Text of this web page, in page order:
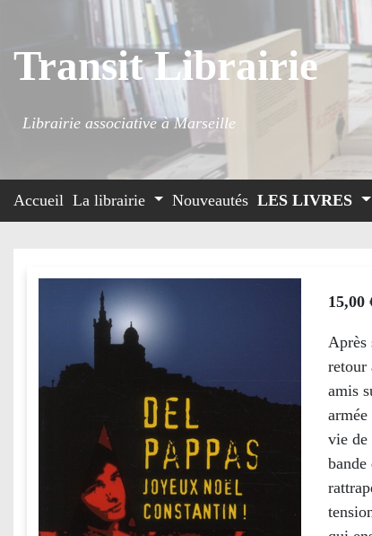
Transit Librairie
Librairie associative à Marseille
Accueil La librairie Nouveautés LES LIVRES
15,00
Après
retour
amis
vie de